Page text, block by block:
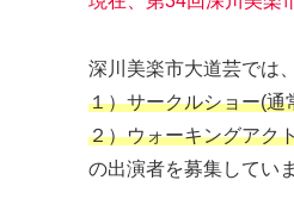
深川美楽市大道芸では、
１）サークルショー(通
２）ウォーキングアク
の出演者を募集していま